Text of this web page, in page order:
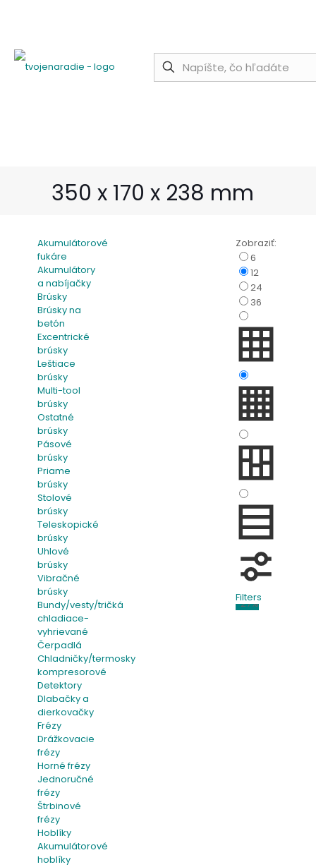
350 x 170 x 238 mm
Zobraziť:
6
12
24
36
Filters
-27%
Akumulátorové
fukáre
Akumulátory
a nabíjačky
Brúsky
Brúsky na
betón
Excentrické
brúsky
Leštiace
brúsky
Multi-tool
brúsky
Ostatné
brúsky
Pásové
brúsky
Priame
brúsky
Stolové
brúsky
Teleskopické
brúsky
Uhlové
brúsky
Vibračné
brúsky
Bundy/vesty/tričká
chladiace-
vyhrievané
Čerpadlá
Chladničky/termosky
kompresorové
Detektory
Dlabačky a
dierkovačky
Frézy
Drážkovacie
frézy
Horné frézy
Jednoručné
frézy
Štrbinové
frézy
Hoblíky
Akumulátorové
hoblíky